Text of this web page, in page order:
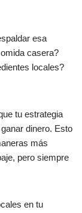
esa
casera?
locales?
tu estrategia
dinero. Esto
más
pero siempre
en tu